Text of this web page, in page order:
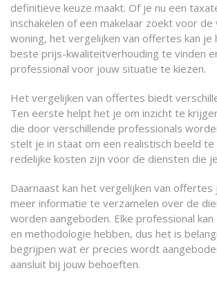
definitieve keuze maakt. Of je nu een
inschakelen of een makelaar zoekt voor de
woning, het vergelijken van offertes kan je
beste prijs-kwaliteitverhouding te vinden
professional voor jouw situatie te kiezen.
Het vergelijken van offertes biedt
Ten eerste helpt het je om inzicht te
die door verschillende professionals
stelt je in staat om een realistisch beeld
redelijke kosten zijn voor de diensten die
Daarnaast kan het vergelijken van offertes
meer informatie te verzamelen over de
worden aangeboden. Elke professional kan
en methodologie hebben, dus het is
begrijpen wat er precies wordt
aansluit bij jouw behoeften.